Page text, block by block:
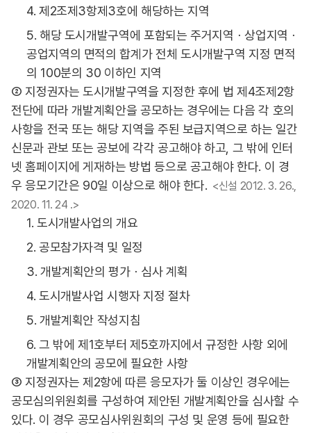
4. 제2조제3항제3호에 해당하는 지역
5. 해당 도시개발구역에 포함되는 주거지역ㆍ상업지역ㆍ
공업지역의 면적의 합계가 전체 도시개발구역 지정 면적
의 100분의 30 이하인 지역
② 지정권자는 도시개발구역을 지정한 후에 법 제4조제2항
전단에 따라 개발계획안을 공모하는 경우에는 다음 각 호의
사항을 전국 또는 해당 지역을 주된 보급지역으로 하는 일간
신문과 관보 또는 공보에 각각 공고해야 하고, 그 밖에 인터
넷 홈페이지에 게재하는 방법 등으로 공고해야 한다. 이 경
우 응모기간은 90일 이상으로 해야 한다. <신설 2012. 3. 26.,
2020. 11. 24 .>
1. 도시개발사업의 개요
2. 공모참가자격 및 일정
3. 개발계획안의 평가ㆍ심사 계획
4. 도시개발사업 시행자 지정 절차
5. 개발계획안 작성지침
6. 그 밖에 제1호부터 제5호까지에서 규정한 사항 외에
개발계획안의 공모에 필요한 사항
③ 지정권자는 제2항에 따른 응모자가 둘 이상인 경우에는
공모심의위원회를 구성하여 제안된 개발계획안을 심사할 수
있다. 이 경우 공모심사위원회의 구성 및 운영 등에 필요한